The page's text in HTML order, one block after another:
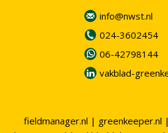
info@nwst.nl
024-3602454
06-42798144
vakblad-
fieldmanager.nl | greenkeeper.nl |